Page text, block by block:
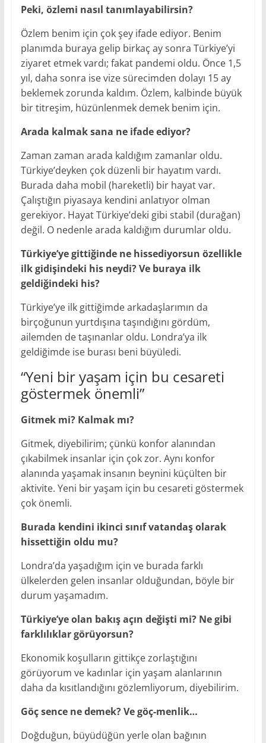
Peki, özlemi nasıl tanımlayabilirsin?
Özlem benim için çok şey ifade ediyor. Benim
planımda buraya gelip birkaç ay sonra Türkiye’yi
ziyaret etmek vardı; fakat pandemi oldu. Önce 1,5
yıl, daha sonra ise vize sürecimden dolayı 15 ay
beklemek zorunda kaldım. Özlem, kalbinde büyük
bir titreşim, hüzünlenmek demek benim için.
Arada kalmak sana ne ifade ediyor?
Zaman zaman arada kaldığım zamanlar oldu.
Türkiye’deyken çok düzenli bir hayatım vardı.
Burada daha mobil (hareketli) bir hayat var.
Çalıştığın piyasaya kendini anlatıyor olman
gerekiyor. Hayat Türkiye’deki gibi stabil (durağan)
değil. O nedenle arada kaldığım durumlar oldu.
Türkiye’ye gittiğinde ne hissediyorsun özellikle
ilk gidişindeki his neydi? Ve buraya ilk
geldiğindeki his?
Türkiye’ye ilk gittiğimde arkadaşlarımın da
birçoğunun yurtdışına taşındığını gördüm,
ailemden de taşınanlar oldu. Londra’ya ilk
geldiğimde ise burası beni büyüledi.
“Yeni bir yaşam için bu cesareti
göstermek önemli”
Gitmek mi? Kalmak mı?
Gitmek, diyebilirim; çünkü konfor alanından
çıkabilmek insanlar için çok zor. Aynı konfor
alanında yaşamak insanın beynini küçülten bir
aktivite. Yeni bir yaşam için bu cesareti göstermek
çok önemli.
Burada kendini ikinci sınıf vatandaş olarak
hissettiğin oldu mu?
Londra’da yaşadığım için ve burada farklı
ülkelerden gelen insanlar olduğundan, böyle bir
durum yaşamadım.
Türkiye’ye olan bakış açın değişti mi? Ne gibi
farklılıklar görüyorsun?
Ekonomik koşulların gittikçe zorlaştığını
görüyorum ve kadınlar için yaşam alanlarının
daha da kısıtlandığını gözlemliyorum, diyebilirim.
Göç sence ne demek? Ve göç-menlik…
Doğduğun, büyüdüğün yerle olan bağının